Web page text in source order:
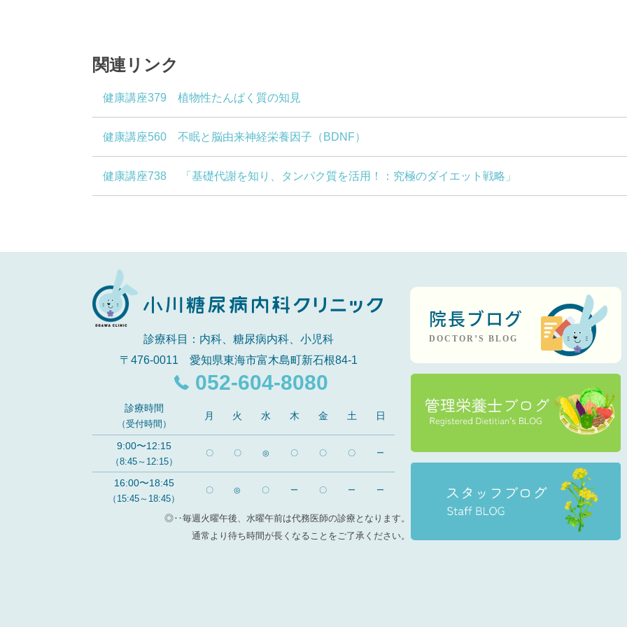
関連リンク
健康講座379 植物性たんぱく質の知見
健康講座560 不眠と脳由来神経栄養因子（BDNF）
健康講座738 「基礎代謝を知り、タンパク質を活用！：究極のダイエット戦略」
診療科目：内科、糖尿病内科、小児科
〒476-0011 愛知県東海市富木島町新石根84-1
052-604-8080
診療時間
（受付時間）
月 火 水 木 金 土 日
9:00〜12:15
（8:45～12:15）
〇 〇 ◎ 〇 〇 〇 ー
16:00〜18:45
（15:45～18:45）
〇 ◎ 〇 ー 〇 ー ー
◎‥毎週火曜午後、水曜午前は代務医師の診療となります。
通常より待ち時間が長くなることをご了承ください。
院長ブログ
DOCTOR’S BLOG